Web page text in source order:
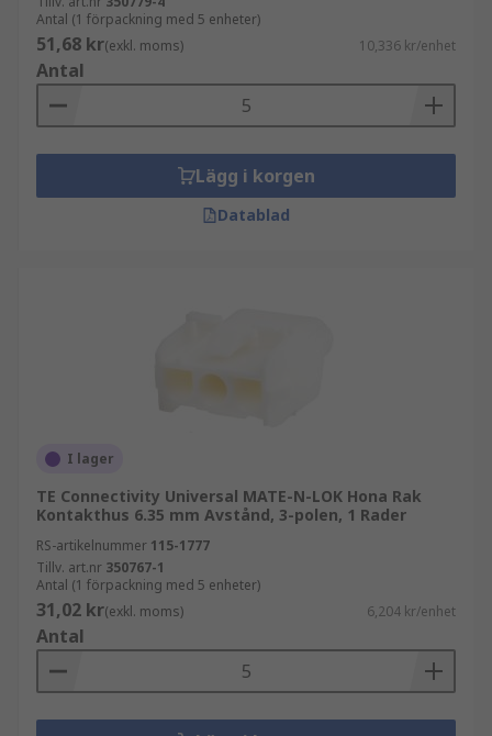
Antal (1 förpackning med 5 enheter)
51,68 kr(exkl. moms) 10,336 kr/enhet
Antal
Lägg i korgen
Datablad
I lager
TE Connectivity Universal MATE-N-LOK Hona Rak
Kontakthus 6.35 mm Avstånd, 3-polen, 1 Rader
RS-artikelnummer 115-1777
Tillv. art.nr 350767-1
Antal (1 förpackning med 5 enheter)
31,02 kr(exkl. moms) 6,204 kr/enhet
Antal